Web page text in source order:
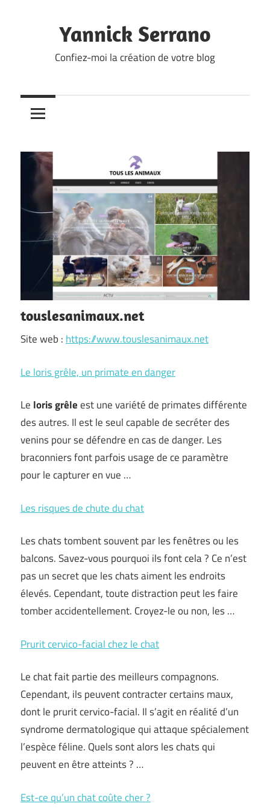
Yannick Serrano
Confiez-moi la création de votre blog
touslesanimaux.net
Site web : https://www.touslesanimaux.net
Le loris grêle, un primate en danger
Le loris grêleest une variété de primates différente
des autres. Il est le seul capable de secréter des
venins pour se défendre en cas de danger. Les
braconniers font parfois usage de ce paramètre
pour le capturer en vue …
Les risques de chute du chat
Les chats tombent souvent par les fenêtres ou les
balcons. Savez-vous pourquoi ils font cela ? Ce n’est
pas un secret que les chats aiment les endroits
élevés. Cependant, toute distraction peut les faire
tomber accidentellement. Croyez-le ou non, les …
Prurit cervico-facial chez le chat
Le chat fait partie des meilleurs compagnons.
Cependant, ils peuvent contracter certains maux,
dont le prurit cervico-facial. Il s’agit en réalité d’un
syndrome dermatologique qui attaque spécialement
l’espèce féline. Quels sont alors les chats qui
peuvent en être atteints ? …
Est-ce qu’un chat coûte cher ?